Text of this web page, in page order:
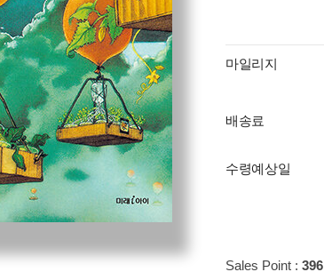
마일리지
배송료
수령예상일
Sales Point : 396